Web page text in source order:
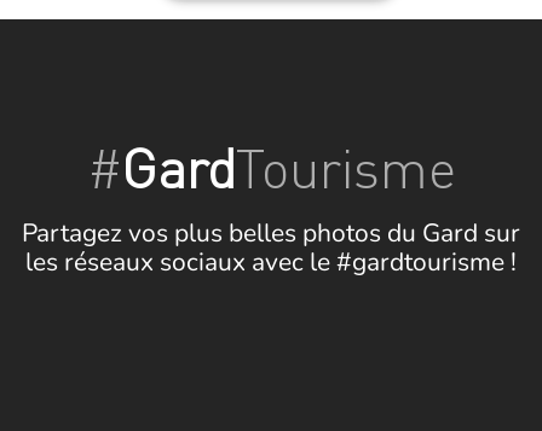
#GardTourisme
Partagez vos plus belles photos du Gard sur
les réseaux sociaux avec le #gardtourisme !